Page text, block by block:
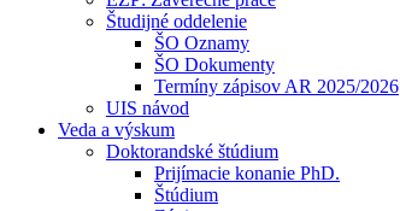
Študijné oddelenie
ŠO Oznamy
ŠO Dokumenty
Termíny zápisov AR 2025/2026
UIS návod
Veda a výskum
Doktorandské štúdium
Prijímacie konanie PhD.
Štúdium